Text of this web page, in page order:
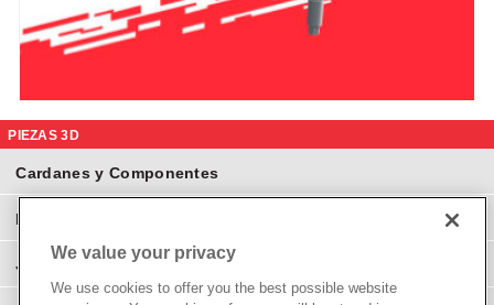
PIEZAS 3D
Cardanes y Componentes
Eje Diferenciales y Componentes
Juntas Homocinéticas
We value your privacy
We use cookies to offer you the best possible website